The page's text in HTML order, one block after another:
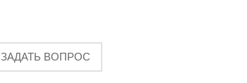
ЗАДАТЬ ВОПРОС